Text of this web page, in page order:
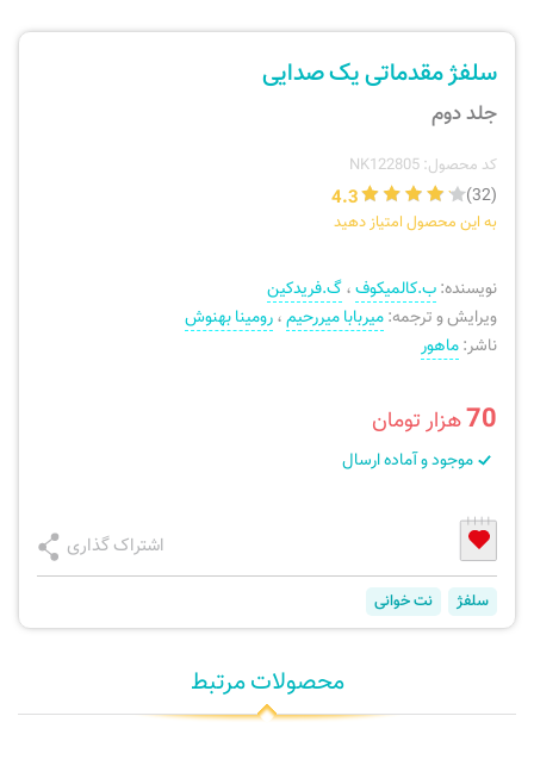
نی، فلوت، سازهای بادی
ارسال سفارش
سلفژ مقدماتی یک صدایی
جلد دوم
کد محصول: NK122805
(32)
4.3
به این محصول امتیاز دهید
نویسنده:ب.کالمیکوف،گ.فریدکین
ویرایش و ترجمه:میربابا میررحیم،رومینا بهنوش
ناشر:ماهور
70هزار تومان
موجود و آماده ارسال
اشتراک گذاری
سلفژ نت خوانی
محصولات مرتبط